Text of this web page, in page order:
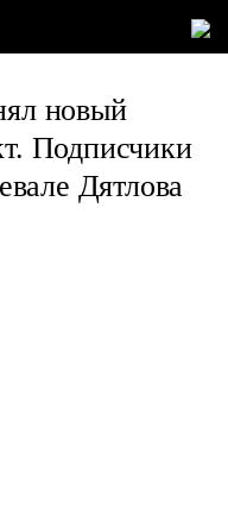
новый
Подписчики
Дятлова